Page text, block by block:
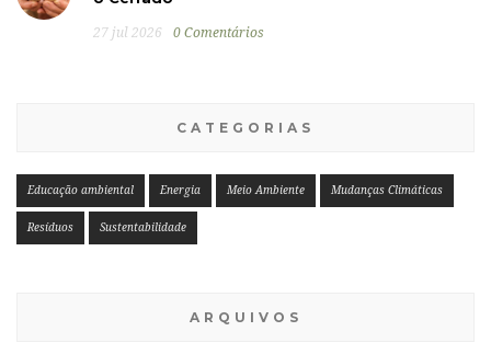
27 jul 2026 0 Comentários
CATEGORIAS
Educação ambiental Energia Meio Ambiente Mudanças Climáticas
Resíduos Sustentabilidade
ARQUIVOS